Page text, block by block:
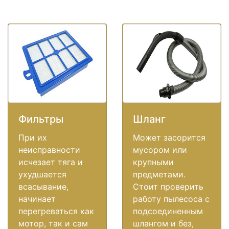
Фильтры
При их
неисправности
исчезает тяга и
ухудшается
всасывание,
начинает
перегреваться как
мотор, так и сам
Шланг
Может засорится
мусором или
крупными
предметами.
Стоит проверить
работу пылесоса с
подсоединенным
шлангом и без,